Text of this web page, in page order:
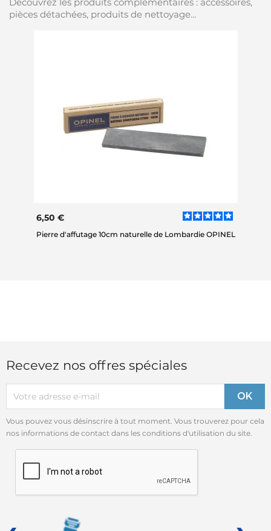
pièces détachées, produits de nettoyage...
6,50 €
Pierre d'affutage 10cm naturelle de Lombardie OPINEL
Recevez nos offres spéciales
Vous pouvez vous désinscrire à tout moment. Vous trouverez pour cela
nos informations de contact dans les conditions d'utilisation du site.